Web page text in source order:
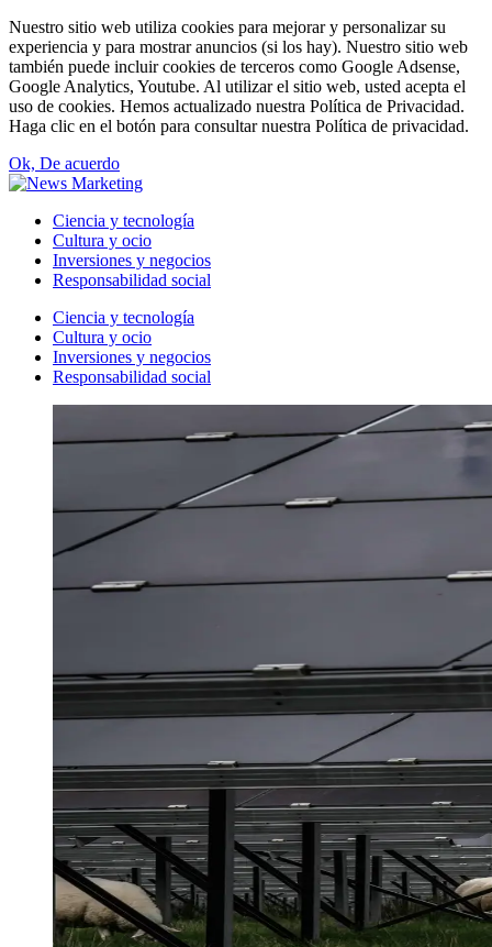
Nuestro sitio web utiliza cookies para mejorar y personalizar su
experiencia y para mostrar anuncios (si los hay). Nuestro sitio web
también puede incluir cookies de terceros como Google Adsense,
Google Analytics, Youtube. Al utilizar el sitio web, usted acepta el
uso de cookies. Hemos actualizado nuestra Política de Privacidad.
Haga clic en el botón para consultar nuestra Política de privacidad.
Ok, De acuerdo
Ciencia y tecnología
Cultura y ocio
Inversiones y negocios
Responsabilidad social
Ciencia y tecnología
Cultura y ocio
Inversiones y negocios
Responsabilidad social